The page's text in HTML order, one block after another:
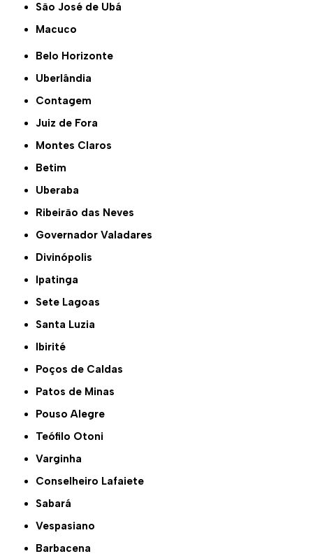
São José de Ubá
Macuco
Belo Horizonte
Uberlândia
Contagem
Juiz de Fora
Montes Claros
Betim
Uberaba
Ribeirão das Neves
Governador Valadares
Divinópolis
Ipatinga
Sete Lagoas
Santa Luzia
Ibirité
Poços de Caldas
Patos de Minas
Pouso Alegre
Teófilo Otoni
Varginha
Conselheiro Lafaiete
Sabará
Vespasiano
Barbacena